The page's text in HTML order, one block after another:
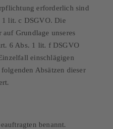
erforderlich sind
lit. c DSGVO. Die
Grundlage unseres
6 Abs. 1 lit. f DSGVO
einschlägigen
Absätzen dieser
benannt.